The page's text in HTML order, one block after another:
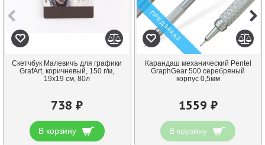
Скетчбук Малевичъ для графики
GrafArt, коричневый, 150 г/м,
19x19 см, 80л
738 ₽
В корзину
ПРЕДЗАКАЗ
Карандаш механический Pentel
GraphGear 500 серебряный
корпус 0,5мм
1559 ₽
В корзину